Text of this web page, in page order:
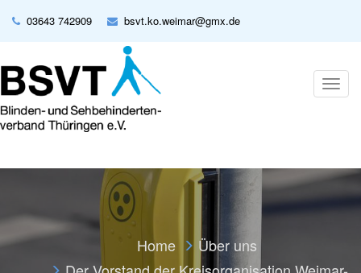
03643 742909 bsvt.ko.weimar@gmx.de
T
o
n
v
Home
Über uns